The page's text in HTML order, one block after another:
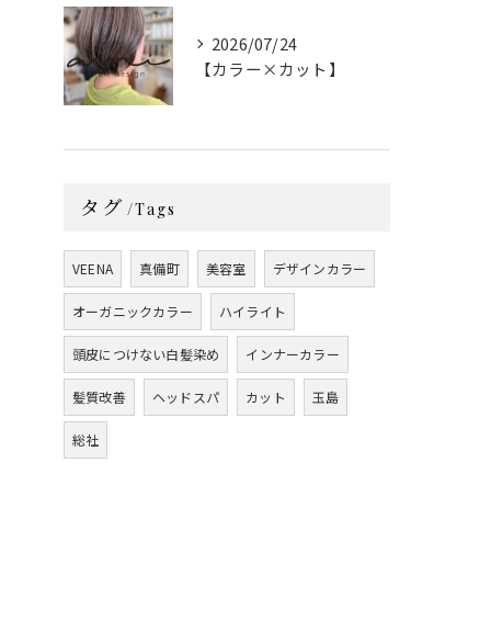
2026/07/24
【カラー×カット】
タグ Tags
VEENA 真備町 美容室 デザインカラー
オーガニックカラー ハイライト
頭皮につけない白髪染め インナーカラー
髪質改善 ヘッドスパ カット 玉島
総社